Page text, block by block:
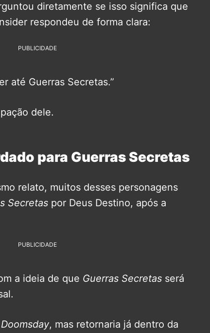
diretamente se isso significa que
respondeu de forma clara:
PUBLICIDADE
até Guerras Secretas.”
dele.
para Guerras Secretas
relato, muitos desses personagens
Secretas por Deus Destino, após a
PUBLICIDADE
a ideia de que Guerras Secretas será
Doomsday, mas retornaria já dentro da